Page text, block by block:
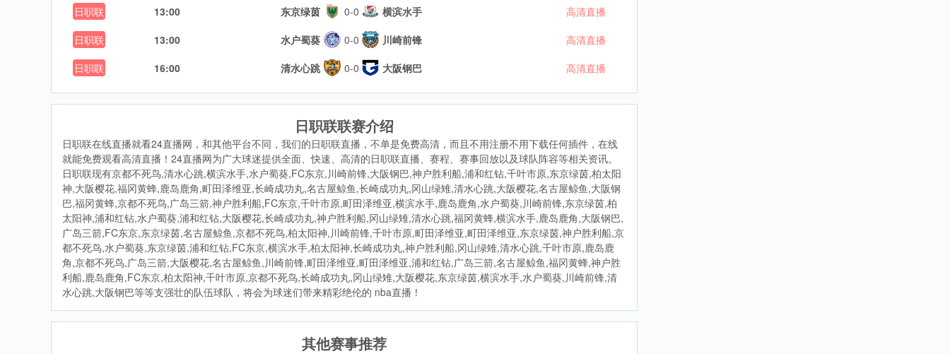
日职联
13:00 东京绿茵 0-0 横滨水手
高清直播
日职联
13:00 水户蜀葵 0-0 川崎前锋
高清直播
日职联
16:00 清水心跳 0-0 大阪钢巴 高清直播
日职联联赛介绍
日职联在线直播就看24直播网，和其他平台不同，我们的日职联直播，不单是免费高清，而且不用注册不用下载任何插件，在线
就能免费观看高清直播！24直播网为广大球迷提供全面、快速、高清的日职联直播、赛程、赛事回放以及球队阵容等相关资讯。
日职联现有京都不死鸟,清水心跳,横滨水手,水户蜀葵,FC东京,川崎前锋,大阪钢巴,神户胜利船,浦和红钻,千叶市原,东京绿茵,柏太阳
神,大阪樱花,福冈黄蜂,鹿岛鹿角,町田泽维亚,长崎成功丸,名古屋鲸鱼,长崎成功丸,冈山绿雉,清水心跳,大阪樱花,名古屋鲸鱼,大阪钢
巴,福冈黄蜂,京都不死鸟,广岛三箭,神户胜利船,FC东京,千叶市原,町田泽维亚,横滨水手,鹿岛鹿角,水户蜀葵,川崎前锋,东京绿茵,柏
太阳神,浦和红钻,水户蜀葵,浦和红钻,大阪樱花,长崎成功丸,神户胜利船,冈山绿雉,清水心跳,福冈黄蜂,横滨水手,鹿岛鹿角,大阪钢巴,
广岛三箭,FC东京,东京绿茵,名古屋鲸鱼,京都不死鸟,柏太阳神,川崎前锋,千叶市原,町田泽维亚,町田泽维亚,东京绿茵,神户胜利船,京
都不死鸟,水户蜀葵,东京绿茵,浦和红钻,FC东京,横滨水手,柏太阳神,长崎成功丸,神户胜利船,冈山绿雉,清水心跳,千叶市原,鹿岛鹿
角,京都不死鸟,广岛三箭,大阪樱花,名古屋鲸鱼,川崎前锋,町田泽维亚,町田泽维亚,浦和红钻,广岛三箭,名古屋鲸鱼,福冈黄蜂,神户胜
利船,鹿岛鹿角,FC东京,柏太阳神,千叶市原,京都不死鸟,长崎成功丸,冈山绿雉,大阪樱花,东京绿茵,横滨水手,水户蜀葵,川崎前锋,清
水心跳,大阪钢巴等等支强壮的队伍球队，将会为球迷们带来精彩绝伦的 nba直播！
其他赛事推荐